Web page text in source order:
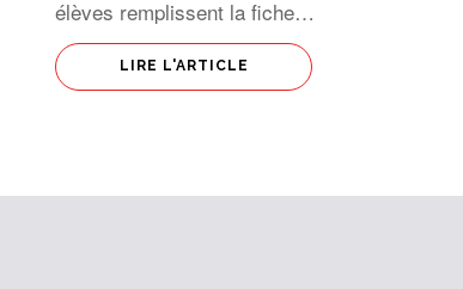
élèves remplissent la fiche
d’écoute avant d’échanger
avec leurs camarade tant
sur la forme que le fond de
[…]
LIRE L'ARTICLE